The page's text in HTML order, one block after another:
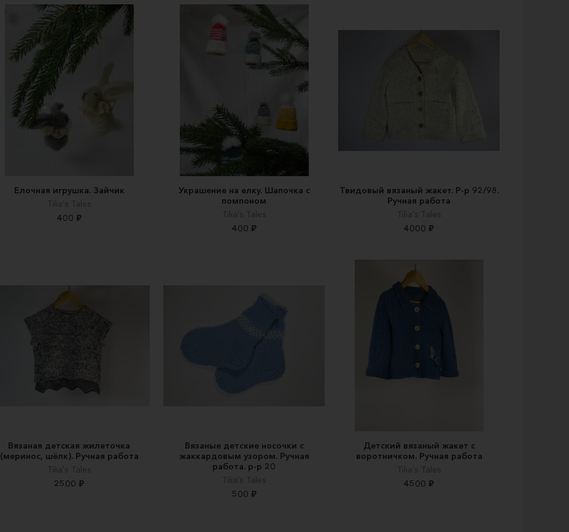
Елочная игрушка. Зайчик
Tilia's Tales
400 ₽
Украшение на елку. Шапочка с
помпоном
Tilia's Tales
400 ₽
Твидовый вязаный жакет. Р-р 92/98.
Ручная работа
Tilia's Tales
4000 ₽
Вязаная детская жилеточка
(меринос, шёлк). Ручная работа
Tilia's Tales
2500 ₽
Вязаные детские носочки с
жаккардовым узором. Ручная
работа. р-р 20
Tilia's Tales
500 ₽
Детский вязаный жакет с
воротничком. Ручная работа
Tilia's Tales
4500 ₽